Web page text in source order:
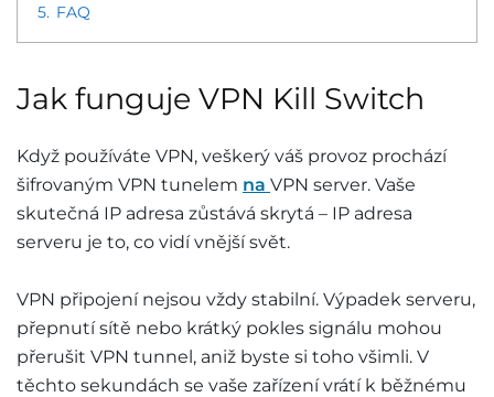
5. FAQ
Jak funguje VPN Kill Switch
Když používáte VPN, veškerý váš provoz prochází
šifrovaným VPN tunelem na VPN server. Vaše
skutečná IP adresa zůstává skrytá – IP adresa
serveru je to, co vidí vnější svět.
VPN připojení nejsou vždy stabilní. Výpadek serveru,
přepnutí sítě nebo krátký pokles signálu mohou
přerušit VPN tunnel, aniž byste si toho všimli. V
těchto sekundách se vaše zařízení vrátí k běžnému